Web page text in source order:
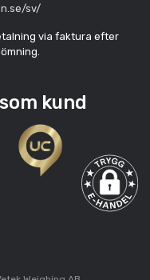
sv/
via faktura efter
kund